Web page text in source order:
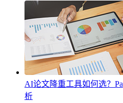
AI论文降重工具如何选？
析